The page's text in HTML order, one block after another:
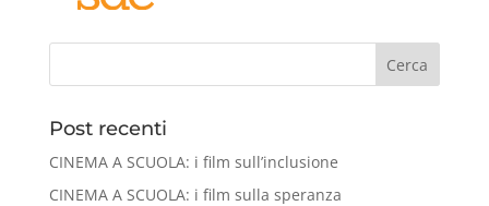
Cerca
Post recenti
CINEMA A SCUOLA: i film sull’inclusione
CINEMA A SCUOLA: i film sulla speranza